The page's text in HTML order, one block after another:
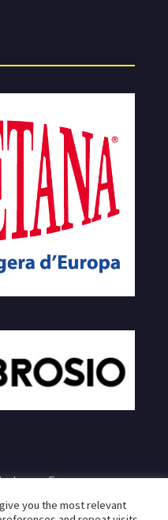
Francone
eProgredit.it|Privacy
you the most relevant